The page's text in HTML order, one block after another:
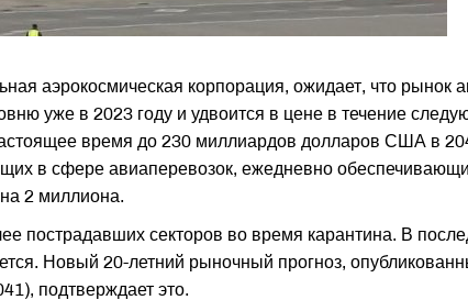
аэрокосмическая корпорация, ожидает, что рынок
уже в 2023 году и удвоится в цене в течение
время до 230 миллиардов долларов США в
в сфере авиаперевозок, ежедневно
2 миллиона.
пострадавших секторов во время карантина. В
Новый 20-летний рыночный прогноз,
подтверждает это.